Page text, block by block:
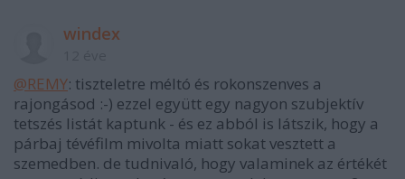
windex
@REMY: tiszteletre méltó és rokonszenves a
rajongásod :-) ezzel együtt egy nagyon szubjektív
tetszés listát kaptunk - és ez abból is látszik, hogy a
párbaj tévéfilm mivolta miatt sokat vesztett a
szemedben. de tudnivaló, hogy valaminek az értékét